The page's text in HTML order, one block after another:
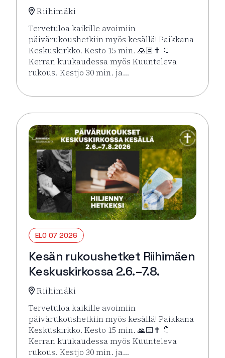
Riihimäki
Tervetuloa kaikille avoimiin
päivärukoushetkiin myös kesällä! Paikkana
Keskuskirkko. Kesto 15 min. 🙏🏻✝️ 🔖
Kerran kuukaudessa myös Kuunteleva
rukous. Kestjo 30 min. ja…
Lue lisää tapahtumasta Kesän rukoushetket
ELO 07 2026
Kesän rukoushetket Riihimäen
Keskuskirkossa 2.6.–7.8.
Riihimäki
Tervetuloa kaikille avoimiin
päivärukoushetkiin myös kesällä! Paikkana
Keskuskirkko. Kesto 15 min. 🙏🏻✝️ 🔖
Kerran kuukaudessa myös Kuunteleva
rukous. Kestjo 30 min. ja…